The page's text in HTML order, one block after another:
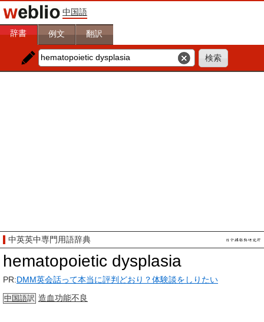
中国語
辞書 例文 翻訳
中英英中専門用語辞典
hematopoietic dysplasia
PR:DMM英会話って本当に評判どおり？体験談をしりたい
中国語訳 造血功能不良